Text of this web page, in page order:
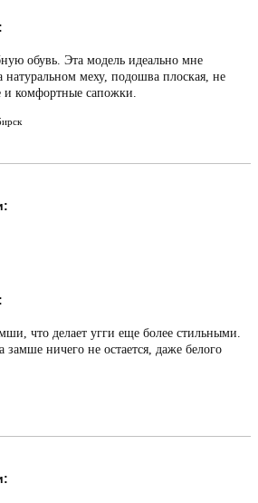
обувь. Эта модель идеально мне
меху, подошва плоская, не
и комфортные сапожки.
что делает угги еще более стильными.
замше ничего не остается, даже белого